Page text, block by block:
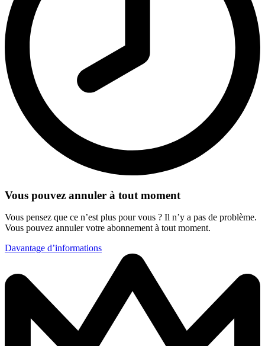
Vous pouvez annuler à tout moment
Vous pensez que ce n’est plus pour vous ? Il n’y a pas de problème.
Vous pouvez annuler votre abonnement à tout moment.
Davantage d’informations